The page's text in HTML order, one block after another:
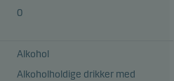
0
Alkohol
Alkoholholdige drikker med